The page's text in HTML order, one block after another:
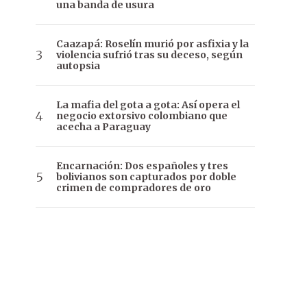
una banda de usura
Caazapá: Roselín murió por asfixia y la
violencia sufrió tras su deceso, según
autopsia
La mafia del gota a gota: Así opera el
negocio extorsivo colombiano que
acecha a Paraguay
Encarnación: Dos españoles y tres
bolivianos son capturados por doble
crimen de compradores de oro